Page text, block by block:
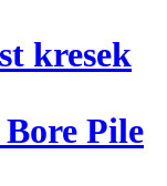
kresek
Pile